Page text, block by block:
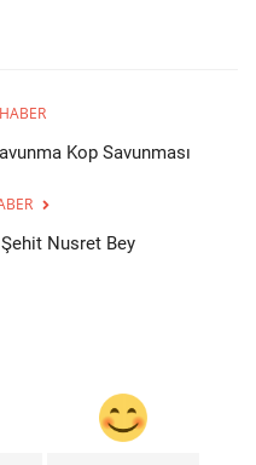
Kop Savunması
Nusret Bey